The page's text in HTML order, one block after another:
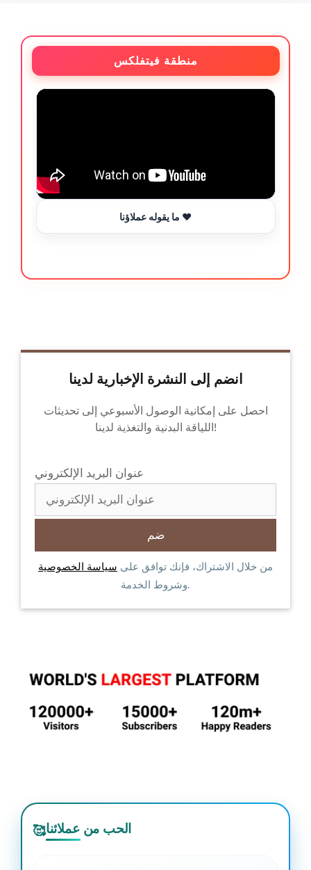
منطقة فيتفلكس
ما يقوله عملاؤنا ❤️
انضم إلى النشرة الإخبارية لدينا
احصل على إمكانية الوصول الأسبوعي إلى تحديثات
اللياقة البدنية والتغذية لدينا!
عنوان البريد الإلكتروني
من خلال الاشتراك، فإنك توافق على سياسة الخصوصية
وشروط الخدمة.
🥰الحب من عملائنا